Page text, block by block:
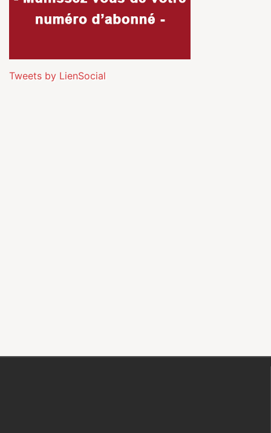
Tweets by LienSocial